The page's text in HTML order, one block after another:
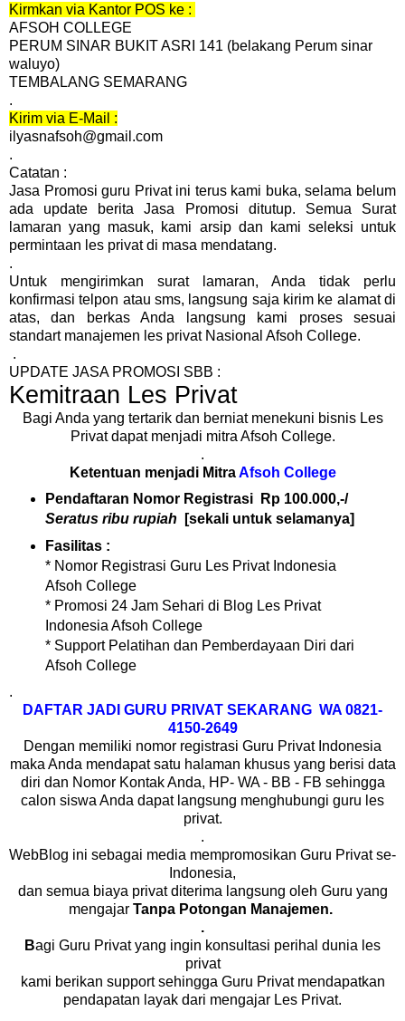
Kirmkan via Kantor POS ke :
AFSOH COLLEGE
PERUM SINAR BUKIT ASRI 141 (belakang Perum sinar
waluyo)
TEMBALANG SEMARANG
.
Kirim via E-Mail :
ilyasnafsoh@gmail.com
.
Catatan :
Jasa Promosi guru Privat ini terus kami buka, selama belum
ada update berita Jasa Promosi ditutup. Semua Surat
lamaran yang masuk, kami arsip dan kami seleksi untuk
permintaan les privat di masa mendatang.
.
Untuk mengirimkan surat lamaran, Anda tidak perlu
konfirmasi telpon atau sms, langsung saja kirim ke alamat di
atas, dan berkas Anda langsung kami proses sesuai
standart manajemen les privat Nasional Afsoh College.
.
UPDATE JASA PROMOSI SBB :
Kemitraan Les Privat
Bagi Anda yang tertarik dan berniat menekuni bisnis Les
Privat dapat menjadi mitra Afsoh College.
.
Ketentuan menjadi MitraAfsoh College
Pendaftaran Nomor Registrasi Rp 100.000,-/
Seratus ribu rupiah
[sekali untuk selamanya]
Fasilitas :
* Nomor Registrasi Guru Les Privat Indonesia
Afsoh College
* Promosi 24 Jam Sehari di Blog Les Privat
Indonesia Afsoh College
* Support Pelatihan dan Pemberdayaan Diri dari
Afsoh College
.
DAFTAR JADI GURU PRIVAT SEKARANG WA 0821-
4150-2649
Dengan memiliki nomor registrasi Guru Privat Indonesia
maka Anda mendapat satu halaman khusus yang berisi data
diri dan Nomor Kontak Anda, HP- WA - BB - FB sehingga
calon siswa Anda dapat langsung menghubungi guru les
privat.
.
WebBlog ini sebagai media mempromosikan Guru Privat se-
Indonesia,
dan semua biaya privat diterima langsung oleh Guru yang
mengajar Tanpa Potongan Manajemen.
.
Bagi Guru Privat yang ingin konsultasi perihal dunia les
privat
kami berikan support sehingga Guru Privat mendapatkan
pendapatan layak dari mengajar Les Privat.
.